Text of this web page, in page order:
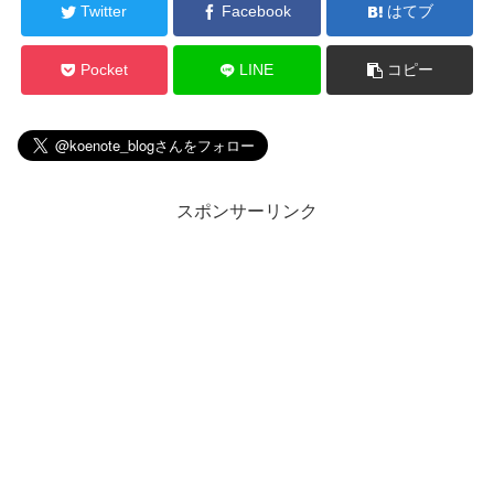
Twitter Facebook はてブ
Pocket LINE コピー
スポンサーリンク